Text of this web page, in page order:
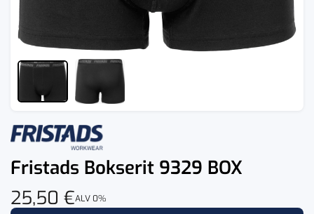
Fristads Bokserit 9329 BOX
25,50 €ALV 0%